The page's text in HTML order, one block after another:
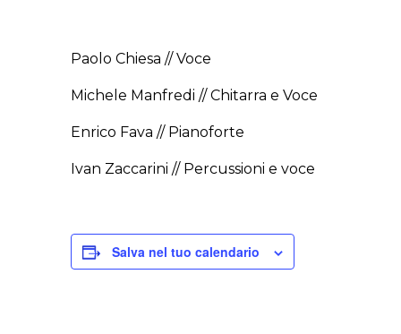
Paolo Chiesa // Voce
Michele Manfredi // Chitarra e Voce
Enrico Fava // Pianoforte
Ivan Zaccarini // Percussioni e voce
Salva nel tuo calendario